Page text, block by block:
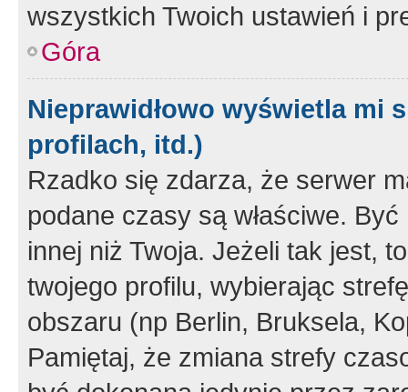
wszystkich Twoich ustawień i
Góra
Nieprawidłowo wyświetla mi
profilach, itd.)
Rzadko się zdarza, że serwer
podane czasy są właściwe.
innej niż Twoja. Jeżeli tak jest,
twojego profilu, wybierając
obszaru (np Berlin, Bruksela,
Pamiętaj, że zmiana strefy